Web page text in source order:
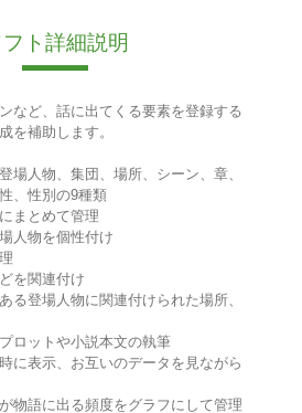
フト詳細説明
など、話に出てくる要素を登録する
を補助します。
場人物、集団、場所、シーン、章、
、性別の9種類
まとめて管理
人物を個性付け
を関連付け
る登場人物に関連付けられた場所、
ロットや小説本文の執筆
に表示、お互いのデータを見ながら
物語に出る頻度をグラフにして管理